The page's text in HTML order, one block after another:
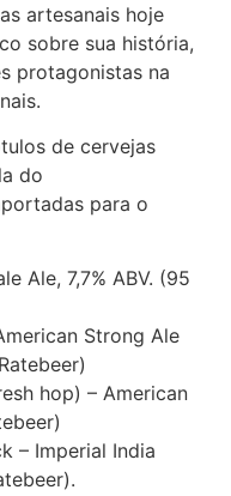
artesanais hoje
sobre sua história,
protagonistas na
de cervejas
do
para o
Ale, 7,7% ABV. (95
Strong Ale
hop) – American
– Imperial India